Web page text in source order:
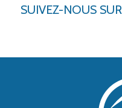
SUIVEZ-NOUS